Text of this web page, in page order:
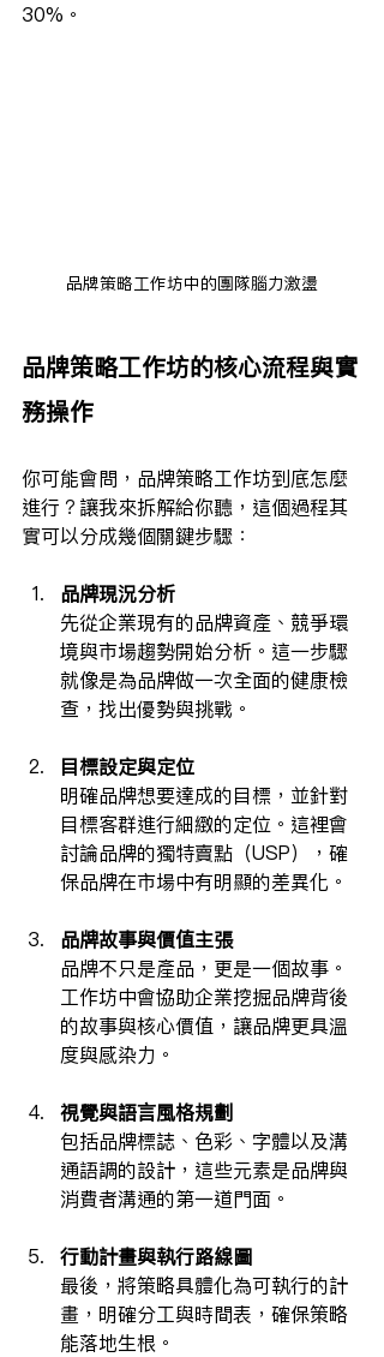
30%。
品牌策略工作坊中的團隊腦力激盪
品牌策略工作坊的核心流程與實
務操作
你可能會問，品牌策略工作坊到底怎麼
進行？讓我來拆解給你聽，這個過程其
實可以分成幾個關鍵步驟：
品牌現況分析
先從企業現有的品牌資產、競爭環
境與市場趨勢開始分析。這一步驟
就像是為品牌做一次全面的健康檢
查，找出優勢與挑戰。
目標設定與定位
明確品牌想要達成的目標，並針對
目標客群進行細緻的定位。這裡會
討論品牌的獨特賣點（USP），確
保品牌在市場中有明顯的差異化。
品牌故事與價值主張
品牌不只是產品，更是一個故事。
工作坊中會協助企業挖掘品牌背後
的故事與核心價值，讓品牌更具溫
度與感染力。
視覺與語言風格規劃
包括品牌標誌、色彩、字體以及溝
通語調的設計，這些元素是品牌與
消費者溝通的第一道門面。
行動計畫與執行路線圖
最後，將策略具體化為可執行的計
畫，明確分工與時間表，確保策略
能落地生根。